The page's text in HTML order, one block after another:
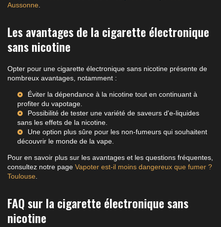
Aussonne
Les avantages de la cigarette électronique
sans nicotine
Opter pour une cigarette électronique sans nicotine présente de
nombreux avantages, notamment :
Éviter la dépendance à la nicotine tout en continuant à
profiter du vapotage.
Possibilité de tester une variété de saveurs d'e-liquides
sans les effets de la nicotine.
Une option plus sûre pour les non-fumeurs qui souhaitent
découvrir le monde de la vape.
Pour en savoir plus sur les avantages et les questions fréquentes,
consultez notre page Vapoter est-il moins dangereux que fumer ?
Toulouse
FAQ sur la cigarette électronique sans
nicotine